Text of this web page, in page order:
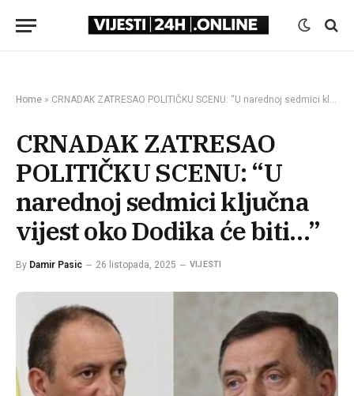
Home » CRNADAK ZATRESAO POLITIČKU SCENU: “U narednoj sedmici ključna vijest oko Dodika će biti…”
CRNADAK ZATRESAO
POLITIČKU SCENU: “U
narednoj sedmici ključna
vijest oko Dodika će biti…”
By Damir Pasic 26 listopada, 2025 VIJESTI